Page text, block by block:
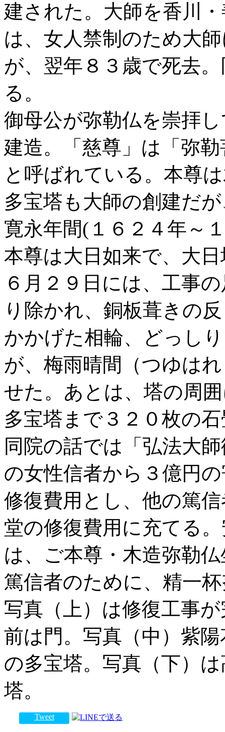
建された。大師を香川
は、女人禁制のため大
が、翌年８３歳で死去
る。
御母公が弥勒仏を崇拝
建造。「慈尊」は「弥
と呼ばれている。本尊
多宝塔も大師の創建だ
寛永年間(１６２４年～
本尊は大日如来で、大
６月２９日には、工事
り除かれ、銅板葺きの
かかげた相輪、どっし
が、梅雨晴間（つゆは
せた。あとは、塔の周
多宝塔まで３２０枚の
同院の話では「弘法大
の女性信者から３億円
修復費用とし、他の篤
堂の修復費用に充てる
は、ご本尊・木造弥勒
篤信者のために、精一
写真（上）は修復工事
前は門。写真（中）紫
の多宝塔。写真（下）
塔。
Tweet